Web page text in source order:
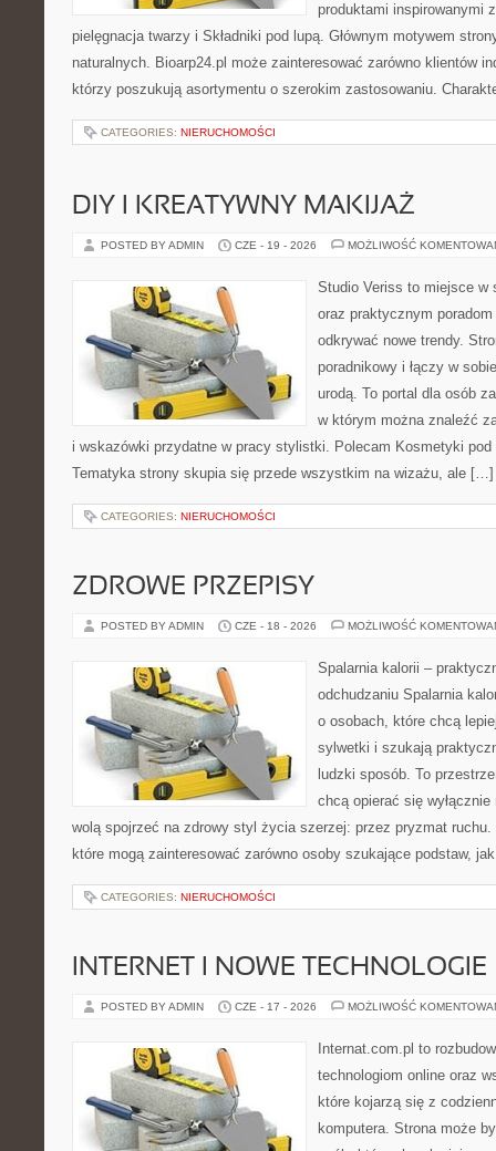
produktami inspirowanymi
pielęgnacja twarzy i Składniki pod lupą. Głównym motywem
naturalnych. Bioarp24.pl może zainteresować zarówno klientów
którzy poszukują asortymentu o szerokim zastosowaniu.
CATEGORIES: NIERUCHOMOŚCI
DIY I KREATYWNY MAKIJAŻ
POSTED BY ADMIN CZE - 19 - 2026 MOŻLIWOŚĆ
Studio Veriss to miejsce w
oraz praktycznym
odkrywać nowe trendy.
poradnikowy i łączy w
urodą. To portal dla osób
w którym można znaleźć
i wskazówki przydatne w pracy stylistki. Polecam Kosmetyki
Tematyka strony skupia się przede wszystkim na wizażu, ale […]
CATEGORIES: NIERUCHOMOŚCI
ZDROWE PRZEPISY
POSTED BY ADMIN CZE - 18 - 2026 MOŻLIWOŚĆ
Spalarnia kalorii –
odchudzaniu Spalarnia
o osobach, które chcą
sylwetki i szukają
ludzki sposób. To
chcą opierać się
wolą spojrzeć na zdrowy styl życia szerzej: przez pryzmat
które mogą zainteresować zarówno osoby szukające podstaw,
CATEGORIES: NIERUCHOMOŚCI
INTERNET I NOWE TECHNOLOGIE
POSTED BY ADMIN CZE - 17 - 2026 MOŻLIWOŚĆ
Internat.com.pl to
technologiom online oraz
które kojarzą się z
komputera. Strona może